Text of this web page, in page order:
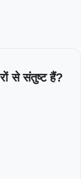
से संतुष्ट हैं?